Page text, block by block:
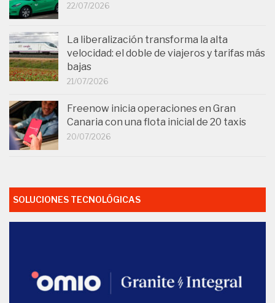
22/07/2026
La liberalización transforma la alta
velocidad: el doble de viajeros y tarifas más
bajas
21/07/2026
Freenow inicia operaciones en Gran
Canaria con una flota inicial de 20 taxis
20/07/2026
SOLUCIONES TECNOLÓGICAS